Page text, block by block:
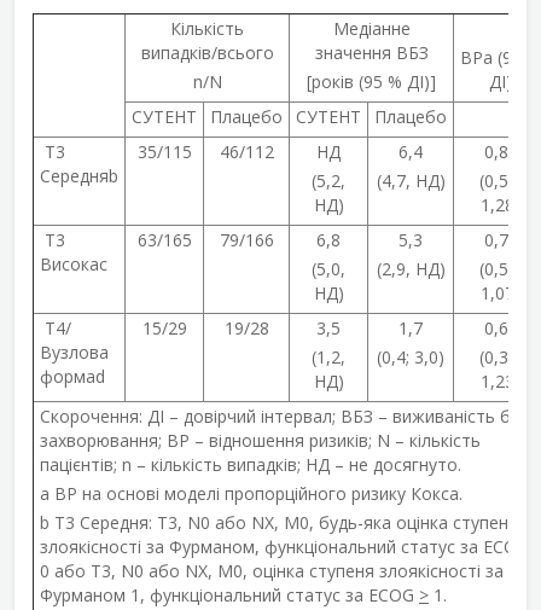
Кількість
випадків/всього
n/N
Медіанне
значення ВБЗ
[років (95 % ДІ)]
ВРa (95 %
ДІ)
СУТЕНТ
Плацебо СУТЕНТ
Плацебо
T3
Середняb
35/115 46/112
НД
(5,2,
НД)
6,4
(4,7, НД)
0,82
(0,53;
1,28)
T3
Високаc
63/165 79/166
6,8
(5,0,
НД)
5,3
(2,9, НД)
0,77
(0,55;
1,07)
T4/
Вузлова
формаd
15/29 19/28
3,5
(1,2,
НД)
1,7
(0,4; 3,0)
0,62
(0,31;
1,23)
Скорочення: ДІ – довірчий інтервал; ВБЗ – виживаність без
захворювання; ВР – відношення ризиків; N – кількість
пацієнтів; n – кількість випадків; НД – не досягнуто.
a ВР на основі моделі пропорційного ризику Кокса.
b T3 Середня: T3, N0 або NX, M0, будь-яка оцінка ступеня
злоякісності за Фурманом, функціональний статус за ECOG
0 або T3, N0 або NX, M0, оцінка ступеня злоякісності за
Фурманом 1, функціональний статус за ECOG > 1.